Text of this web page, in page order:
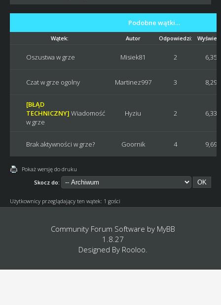
Podobne wątki…
Wątek: Autor Odpowiedzi:
Oszustwa w grze Misiek81 2 6,354
Czat w grze ogolny Martinez997 3 8,291
[BŁĄD
TECHNICZNY] Wiadomość
w grze
Hyziu 2 6,338
Brak aktywności w grze? Goornik 4 9,698
Pokaż wersję do druku
Skocz do:
Użytkownicy przeglądający ten wątek: 1 gości
Community Forum Software by MyBB
1.8.27
Designed By Rooloo